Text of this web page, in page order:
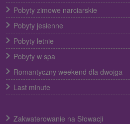
Pobyty zimowe narciarskie
Pobyty jesienne
Pobyty letnie
Pobyty w spa
Romantyczny weekend dla dwojga
Last minute
Zakwaterowanie na Słowacji